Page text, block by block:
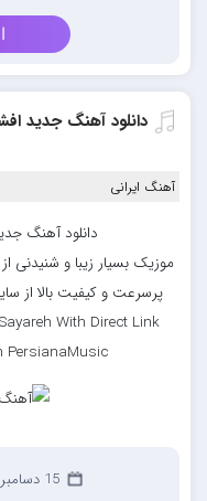
دانلود آهنگ جدید
آهنگ ایرانی
دانلود آهنگ
موزیک بسیار زیبا و شنیدنی
پرسرعت و کیفیت بالا از
With Direct Link
PersianaMusic
15 دسامبر 2024